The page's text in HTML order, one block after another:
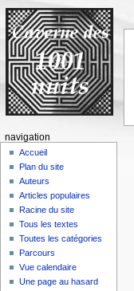
navigation
Accueil
Plan du site
Auteurs
Articles populaires
Racine du site
Tous les textes
Toutes les catégories
Parcours
Vue calendaire
Une page au hasard